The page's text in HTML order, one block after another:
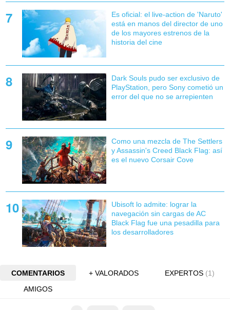
Es oficial: el live-action de 'Naruto'
está en manos del director de uno
de los mayores estrenos de la
historia del cine
Dark Souls pudo ser exclusivo de
PlayStation, pero Sony cometió un
error del que no se arrepienten
Como una mezcla de The Settlers
y Assassin's Creed Black Flag: así
es el nuevo Corsair Cove
Ubisoft lo admite: lograr la
navegación sin cargas de AC
Black Flag fue una pesadilla para
los desarrolladores
COMENTARIOS + VALORADOS EXPERTOS (1)
AMIGOS